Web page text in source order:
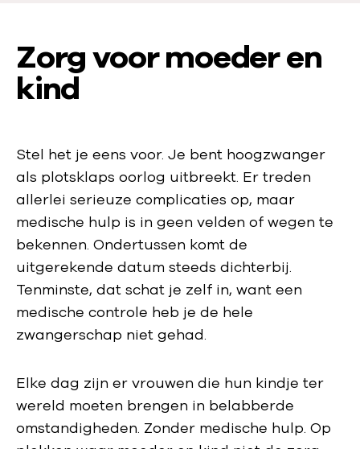
Zorg voor moeder en
kind
Stel het je eens voor. Je bent hoogzwanger
als plotsklaps oorlog uitbreekt. Er treden
allerlei serieuze complicaties op, maar
medische hulp is in geen velden of wegen te
bekennen. Ondertussen komt de
uitgerekende datum steeds dichterbij.
Tenminste, dat schat je zelf in, want een
medische controle heb je de hele
zwangerschap niet gehad.
Elke dag zijn er vrouwen die hun kindje ter
wereld moeten brengen in belabberde
omstandigheden. Zonder medische hulp. Op